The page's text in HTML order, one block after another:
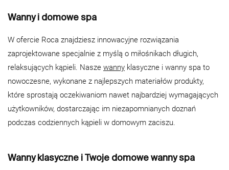
Wanny i domowe spa
W ofercie Roca znajdziesz innowacyjne rozwiązania
zaprojektowane specjalnie z myślą o miłośnikach długich,
relaksujących kąpieli. Nasze wanny klasyczne i wanny spa to
nowoczesne, wykonane z najlepszych materiałów produkty,
które sprostają oczekiwaniom nawet najbardziej wymagających
użytkowników, dostarczając im niezapomnianych doznań
podczas codziennych kąpieli w domowym zaciszu.
Wanny klasyczne i Twoje domowe wanny spa